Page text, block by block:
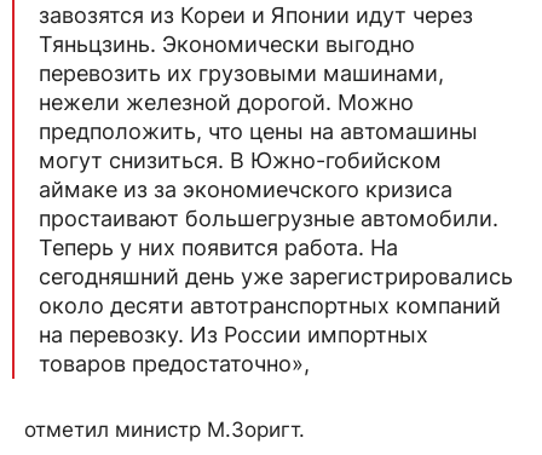
завозятся из Кореи и Японии идут через
Тяньцзинь. Экономически выгодно
перевозить их грузовыми машинами,
нежели железной дорогой. Можно
предположить, что цены на автомашины
могут снизиться. В Южно-гобийском
аймаке из за экономиечского кризиса
простаивают большегрузные автомобили.
Теперь у них появится работа. На
сегодняшний день уже зарегистрировались
около десяти автотранспортных компаний
на перевозку. Из России импортных
товаров предостаточно»,
отметил министр М.Зоригт.